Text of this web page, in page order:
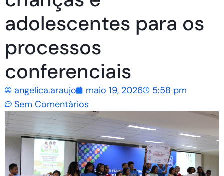
adolescentes para os
processos
conferenciais
angelica.araujo maio 19, 2026
5:58 pm
Sem Comentários